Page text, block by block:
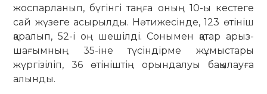
жоспарланып, бүгінгі таңға оның 10-ы кестеге
сай жүзеге асырылды. Нәтижесінде, 123 өтініш
қаралып, 52-і оң шешілді. Сонымен қатар арыз-
шағымның 35-іне түсіндірме жұмыстары
жүргізіліп, 36 өтініштің орындалуы бақылауға
алынды.